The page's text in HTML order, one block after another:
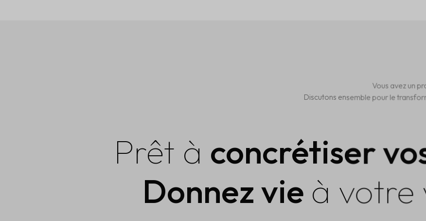
Vous avez un
Discutons ensemble pour le
Prêt à concrétiser
Donnez vie à votre